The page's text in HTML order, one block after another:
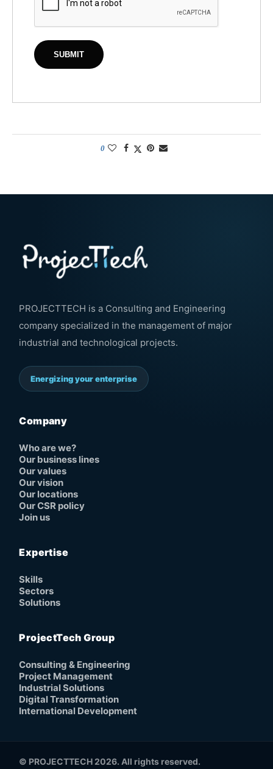
0
PROJECTTECH is a Consulting and Engineering
company specialized in the management of major
industrial and technological projects.
Energizing your enterprise
Company
Who are we?
Our business lines
Our values
Our vision
Our locations
Our CSR policy
Join us
Expertise
Skills
Sectors
Solutions
ProjectTech Group
Consulting & Engineering
Project Management
Industrial Solutions
Digital Transformation
International Development
© PROJECTTECH 2026. All rights reserved.